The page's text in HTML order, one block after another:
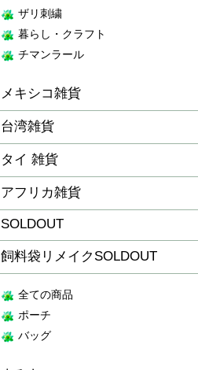
ザリ刺繍
暮らし・クラフト
チマンラール
メキシコ雑貨
台湾雑貨
タイ 雑貨
アフリカ雑貨
SOLDOUT
飼料袋リメイクSOLDOUT
全ての商品
ポーチ
バッグ